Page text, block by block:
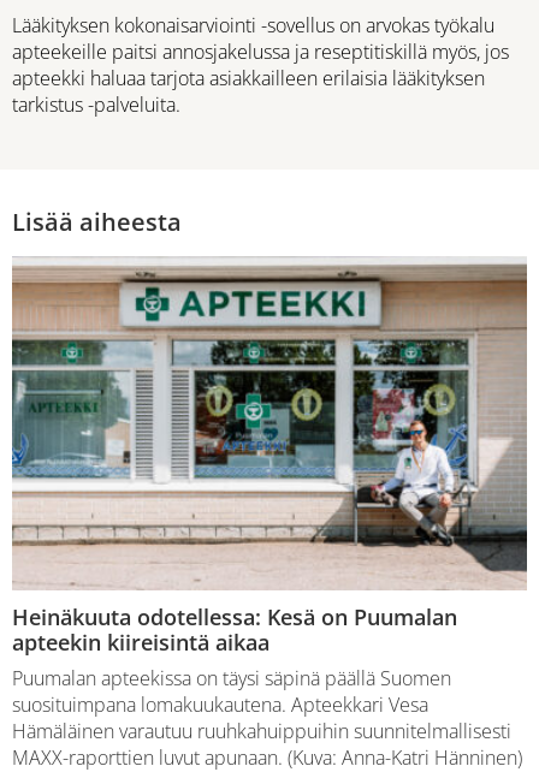
Lääkityksen kokonaisarviointi -sovellus on arvokas työkalu
apteekeille paitsi annosjakelussa ja reseptitiskillä myös, jos
apteekki haluaa tarjota asiakkailleen erilaisia lääkityksen
tarkistus -palveluita.
Lisää aiheesta
Heinäkuuta odotellessa: Kesä on Puumalan
apteekin kiireisintä aikaa
Puumalan apteekissa on täysi säpinä päällä Suomen
suosituimpana lomakuukautena. Apteekkari Vesa
Hämäläinen varautuu ruuhkahuippuihin suunnitelmallisesti
MAXX-raporttien luvut apunaan. (Kuva: Anna-Katri Hänninen)